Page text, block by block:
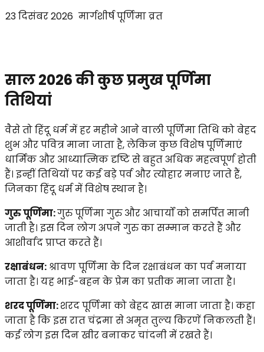
23 दिसंबर 2026 मार्गशीर्ष पूर्णिमा व्रत
साल 2026 की कुछ प्रमुख पूर्णिमा
तिथियां
वैसे तो हिंदू धर्म में हर महीने आने वाली पूर्णिमा तिथि को बेहद
शुभ और पवित्र माना जाता है, लेकिन कुछ विशेष पूर्णिमाएं
धार्मिक और आध्यात्मिक दृष्टि से बहुत अधिक महत्वपूर्ण होती
हैं। इन्हीं तिथियों पर कई बड़े पर्व और त्योहार मनाए जाते हैं,
जिनका हिंदू धर्म में विशेष स्थान है।
गुरु पूर्णिमा:गुरु पूर्णिमा गुरु और आचार्यों को समर्पित मानी
जाती है। इस दिन लोग अपने गुरु का सम्मान करते हैं और
आशीर्वाद प्राप्त करते हैं।
रक्षाबंधन: श्रावण पूर्णिमा के दिन रक्षाबंधन का पर्व मनाया
जाता है। यह भाई-बहन के प्रेम का प्रतीक माना जाता है।
शरद पूर्णिमा:शरद पूर्णिमा को बेहद खास माना जाता है। कहा
जाता है कि इस रात चंद्रमा से अमृत तुल्य किरणें निकलती हैं।
कई लोग इस दिन खीर बनाकर चांदनी में रखते हैं।